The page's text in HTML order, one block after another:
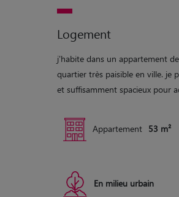
Logement
j'habite dans un appartement
quartier très paisible en ville. je
et suffisamment spacieux pour
Appartement 53 m²
En milieu urbain